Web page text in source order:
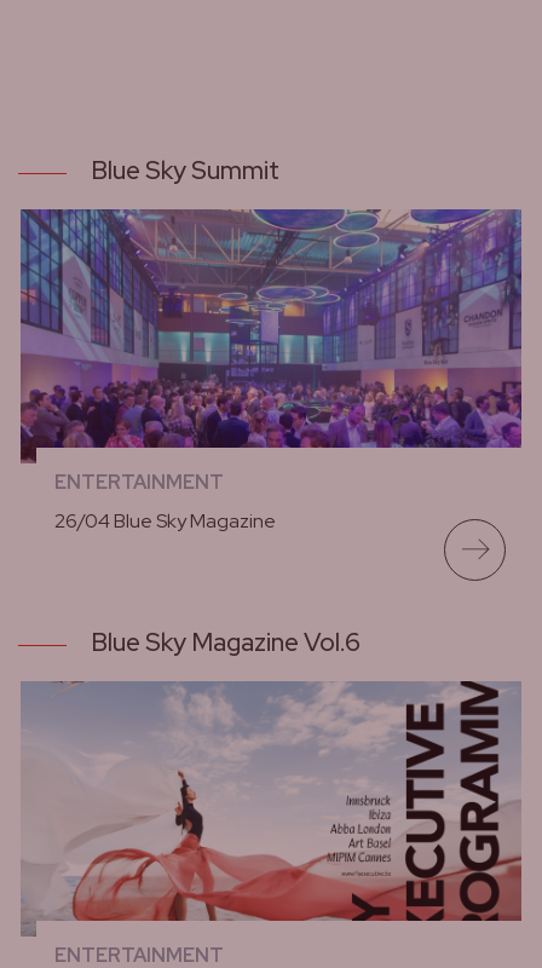
Blue Sky Summit
ENTERTAINMENT
26/04 Blue Sky Magazine
Blue Sky Magazine Vol.6
ENTERTAINMENT